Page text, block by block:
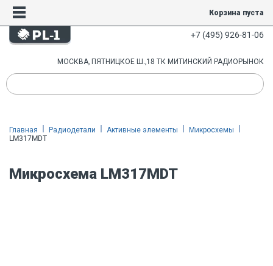
Корзина пуста
+7 (495) 926-81-06
МОСКВА, ПЯТНИЦКОЕ Ш.,18 ТК МИТИНСКИЙ РАДИОРЫНОК
Главная Радиодетали Активные элементы
Микросхемы
LM317MDT
Микросхема LM317MDT